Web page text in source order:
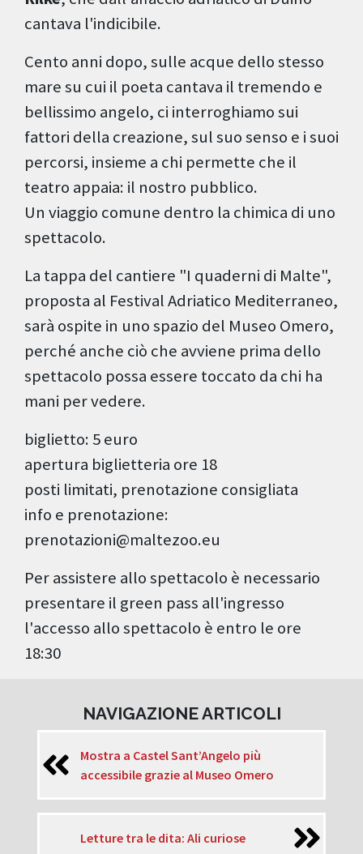
cantava l'indicibile.
Cento anni dopo, sulle acque dello stesso
mare su cui il poeta cantava il tremendo e
bellissimo angelo, ci interroghiamo sui
fattori della creazione, sul suo senso e i suoi
percorsi, insieme a chi permette che il
teatro appaia: il nostro pubblico.
Un viaggio comune dentro la chimica di uno
spettacolo.
La tappa del cantiere "I quaderni di Malte",
proposta al Festival Adriatico Mediterraneo,
sarà ospite in uno spazio del Museo Omero,
perché anche ciò che avviene prima dello
spettacolo possa essere toccato da chi ha
mani per vedere.
biglietto: 5 euro
apertura biglietteria ore 18
posti limitati, prenotazione consigliata
info e prenotazione:
prenotazioni@maltezoo.eu
Per assistere allo spettacolo è necessario
presentare il green pass all'ingresso
l'accesso allo spettacolo è entro le ore
18:30
NAVIGAZIONE ARTICOLI
Mostra a Castel Sant’Angelo più
accessibile grazie al Museo Omero
Letture tra le dita: Ali curiose